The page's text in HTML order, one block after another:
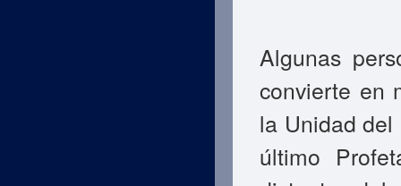
Algunas
convierte en
la Unidad
último